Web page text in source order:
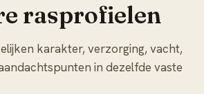
rasprofielen
karakter, verzorging, vacht,
in dezelfde vaste